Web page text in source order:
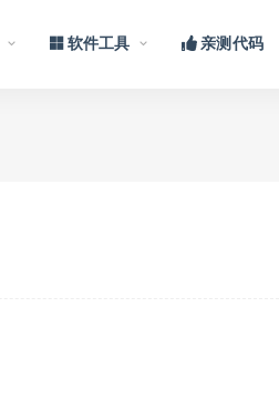
软件工具 亲测代码